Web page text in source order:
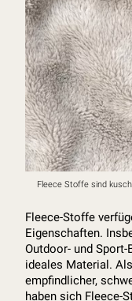
Fleece Stoffe sind
Fleece-Stoffe
Eigenschaften.
Outdoor- und
ideales Material.
empfindlicher,
haben sich Fleece-